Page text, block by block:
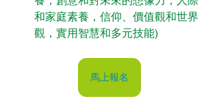
和家庭素養，信仰、價值觀和世界
觀，實用智慧和多元技能)
馬上報名